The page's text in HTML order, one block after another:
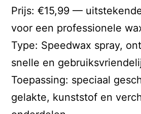
Prijs: €15,99 —
voor een professionele
Type: Speedwax spray,
snelle en
Toepassing: speciaal
gelakte, kunststof en